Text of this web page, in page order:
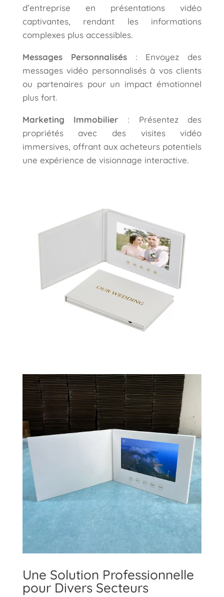
d’entreprise en présentations vidéo
captivantes, rendant les informations
complexes plus accessibles.
Messages Personnalisés: Envoyez des
messages vidéo personnalisés à vos clients
ou partenaires pour un impact émotionnel
plus fort.
Marketing Immobilier : Présentez des
propriétés avec des visites vidéo
immersives, offrant aux acheteurs potentiels
une expérience de visionnage interactive.
Une Solution Professionnelle
pour Divers Secteurs